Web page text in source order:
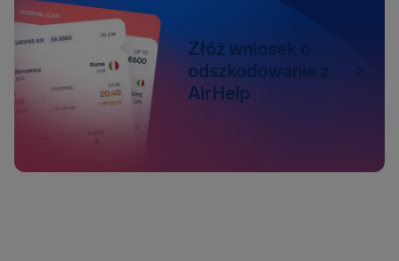
Złóż wniosek o
odszkodowanie z
AirHelp